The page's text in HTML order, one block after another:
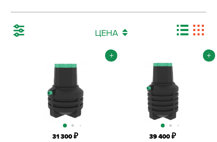
ЦЕНА
31 300₽
+
39 400₽
+